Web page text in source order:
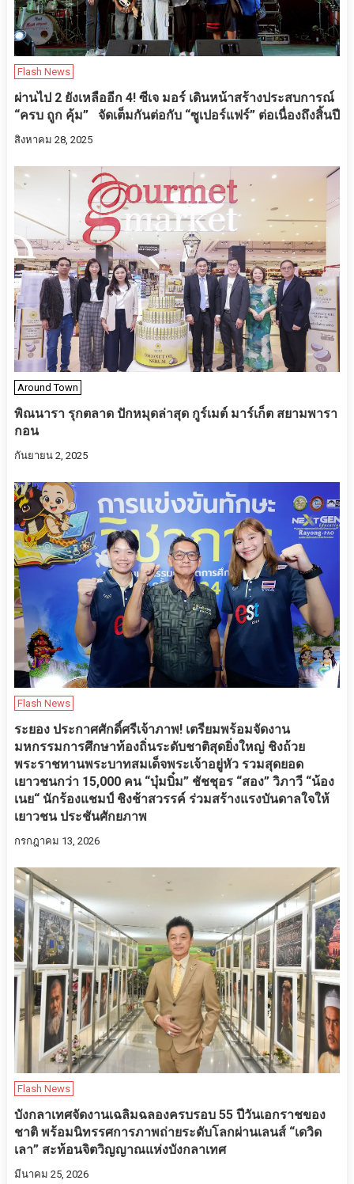
Flash News
ผ่านไป 2 ยังเหลืออีก 4! ซีเจ มอร์ เดินหน้าสร้างประสบการณ์
“ครบ ถูก คุ้ม” จัดเต็มกันต่อกับ “ซูเปอร์แฟร์” ต่อเนื่องถึงสิ้นปี
สิงหาคม 28, 2025
Around Town
พิณนารา รุกตลาด ปักหมุดล่าสุด กูร์เมต์ มาร์เก็ต สยามพารา
กอน
กันยายน 2, 2025
Flash News
ระยอง ประกาศศักดิ์ศรีเจ้าภาพ! เตรียมพร้อมจัดงาน
มหกรรมการศึกษาท้องถิ่นระดับชาติสุดยิ่งใหญ่ ชิงถ้วย
พระราชทานพระบาทสมเด็จพระเจ้าอยู่หัว รวมสุดยอด
เยาวชนกว่า 15,000 คน “บุ๋มบิ๋ม” ชัชชุอร “สอง” วิภาวี “น้อง
เนย“ นักร้องแชมป์ ชิงช้าสวรรค์ ร่วมสร้างแรงบันดาลใจให้
เยาวชน ประชันศักยภาพ
กรกฎาคม 13, 2026
Flash News
บังกลาเทศจัดงานเฉลิมฉลองครบรอบ 55 ปีวันเอกราชของ
ชาติ พร้อมนิทรรศการภาพถ่ายระดับโลกผ่านเลนส์ “เดวิด
เลา” สะท้อนจิตวิญญาณแห่งบังกลาเทศ
มีนาคม 25, 2026